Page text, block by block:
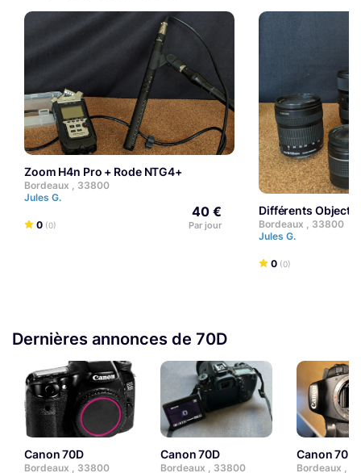
Zoom H4n Pro + Rode NTG4+
Bordeaux , 33800
Jules G.
0 (0)
40 €
Par jour
Différents
Bordeaux , 33800
Jules G.
0 (0)
Dernières annonces de 70D
Canon 70D
Bordeaux , 33800
Canon 70D
Bordeaux , 33800
Canon 70D
Bordeaux ,